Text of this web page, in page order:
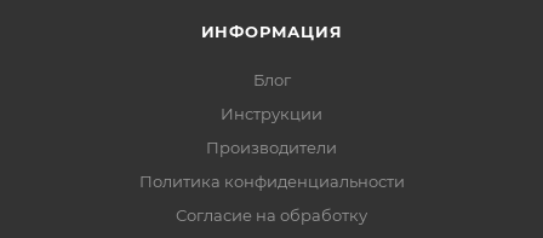
ИНФОРМАЦИЯ
Блог
Инструкции
Производители
Политика конфиденциальности
Согласие на обработку